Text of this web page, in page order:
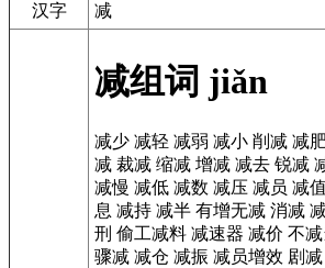
汉字 减
减组词 jiǎn
减少 减轻 减弱 减小 削减 减
减 裁减 缩减 增减 减去 锐减
减慢 减低 减数 减压 减员 减值
息 减持 减半 有增无减 消减
刑 偷工减料 减速器 减价 不
骤减 减仓 减振 减员增效 剧减